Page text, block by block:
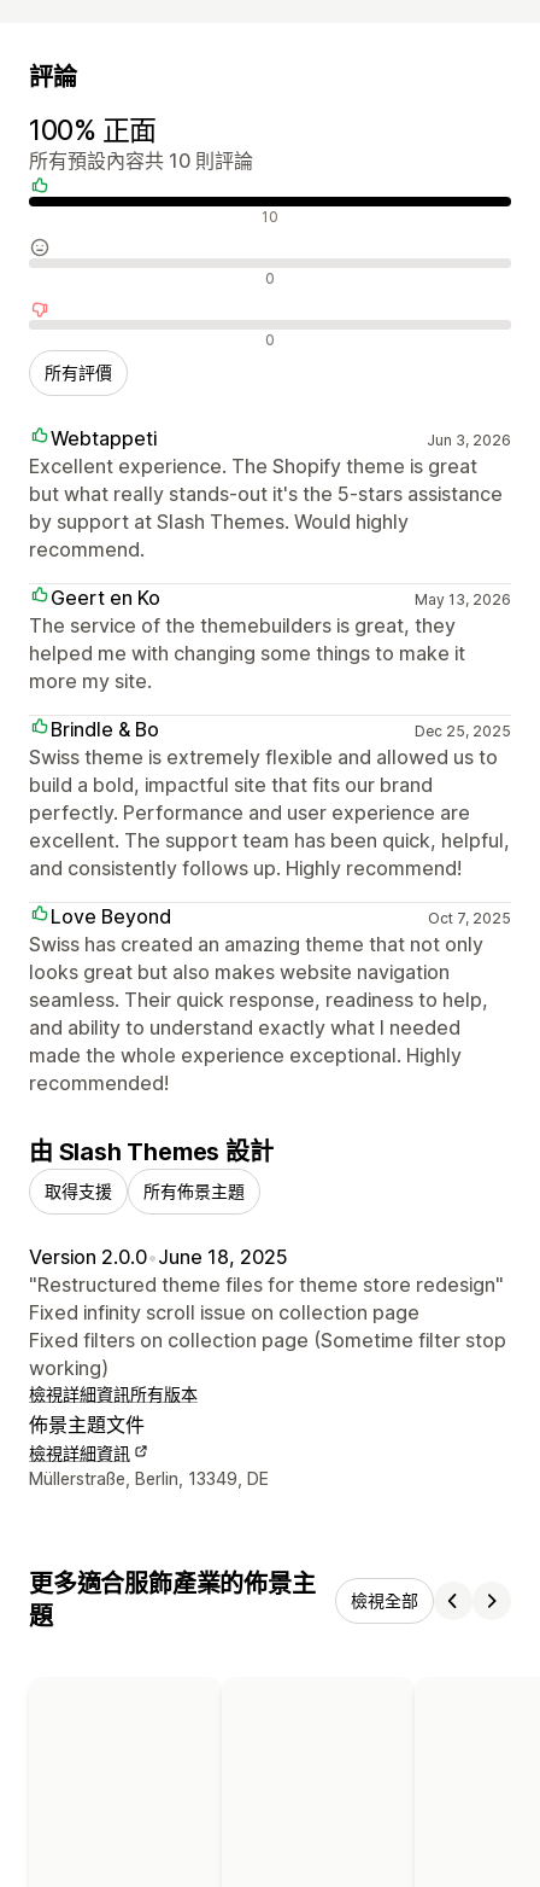
評論
100% 正面
所有預設內容共 10 則評論
正面評論 10
中立評論 0
負面評論 0
所有評價
Webtappeti Jun 3, 2026
Excellent experience. The Shopify theme is great
but what really stands-out it's the 5-stars assistance
by support at Slash Themes. Would highly
recommend.
Geert en Ko
May 13, 2026
The service of the themebuilders is great, they
helped me with changing some things to make it
more my site.
Brindle & Bo
Dec 25, 2025
Swiss theme is extremely flexible and allowed us to
build a bold, impactful site that fits our brand
perfectly. Performance and user experience are
excellent. The support team has been quick, helpful,
and consistently follows up. Highly recommend!
Love Beyond
Oct 7, 2025
Swiss has created an amazing theme that not only
looks great but also makes website navigation
seamless. Their quick response, readiness to help,
and ability to understand exactly what I needed
made the whole experience exceptional. Highly
recommended!
由 Slash Themes 設計
取得支援 所有佈景主題
Version 2.0.0•June 18, 2025
"Restructured theme files for theme store redesign"
Fixed infinity scroll issue on collection page
Fixed filters on collection page (Sometime filter stop
working)
檢視詳細資訊所有版本
佈景主題文件
檢視詳細資訊
設計者聯絡詳細資訊
Müllerstraße, Berlin, 13349, DE
更多適合服飾產業的佈景主
題
檢視全部